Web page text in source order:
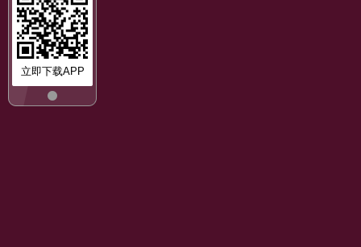
立即下载APP